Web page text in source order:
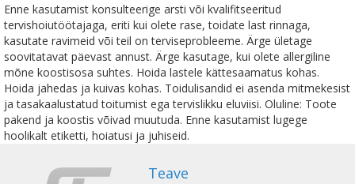
Enne kasutamist konsulteerige arsti või kvalifitseeritud
tervishoiutöötajaga, eriti kui olete rase, toidate last rinnaga,
kasutate ravimeid või teil on terviseprobleeme. Ärge ületage
soovitatavat päevast annust. Ärge kasutage, kui olete allergiline
mõne koostisosa suhtes. Hoida lastele kättesaamatus kohas.
Hoida jahedas ja kuivas kohas. Toidulisandid ei asenda mitmekesist
ja tasakaalustatud toitumist ega tervislikku eluviisi. Oluline: Toote
pakend ja koostis võivad muutuda. Enne kasutamist lugege
hoolikalt etiketti, hoiatusi ja juhiseid.
Teave